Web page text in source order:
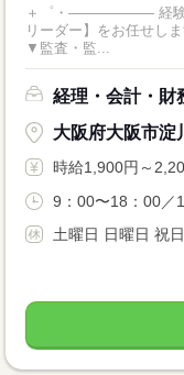
＋゜・―――――― 経験を活かしてチームを支える！ 【経理事務の
リーダー】を
▼監査・監...
経理・会計・財
大阪府大阪市淀
時給1,900円～
9：00〜18：00／
土曜日 日曜日 祝日